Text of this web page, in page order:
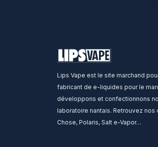
Lips Vape est le site marchand
fabricant de e-liquides pour le
développons et confectionnons
laboratoire nantais. Retrouvez
Chose, Polaris, Salt e-Vapor…